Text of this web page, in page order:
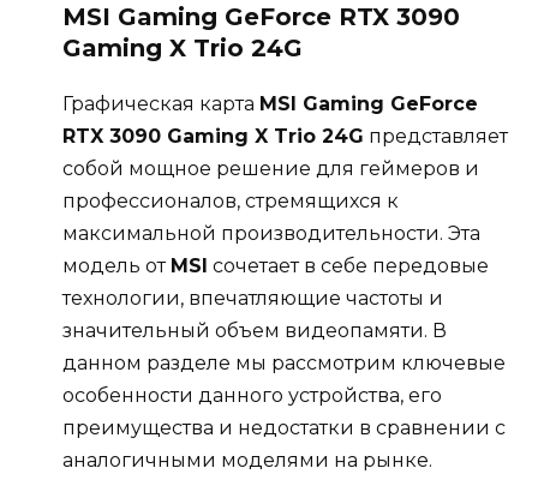
MSI Gaming GeForce RTX 3090
Gaming X Trio 24G
Графическая карта MSI Gaming GeForce
RTX 3090 Gaming X Trio 24G представляет
собой мощное решение для геймеров и
профессионалов, стремящихся к
максимальной производительности. Эта
модель от MSI сочетает в себе передовые
технологии, впечатляющие частоты и
значительный объем видеопамяти. В
данном разделе мы рассмотрим ключевые
особенности данного устройства, его
преимущества и недостатки в сравнении с
аналогичными моделями на рынке.